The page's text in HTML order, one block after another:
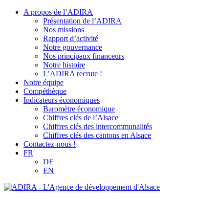
A propos de l’ADIRA
Présentation de l’ADIRA
Nos missions
Rapport d’activité
Notre gouvernance
Nos principaux financeurs
Notre histoire
L’ADIRA recrute !
Notre équipe
Compéthèque
Indicateurs économiques
Baromètre économique
Chiffres clés de l’Alsace
Chiffres clés des intercommunalités
Chiffres clés des cantons en Alsace
Contactez-nous !
FR
DE
EN